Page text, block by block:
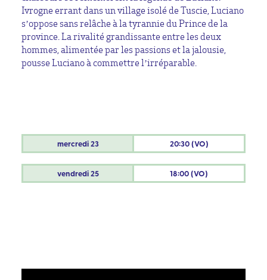
Ivrogne errant dans un village isolé de Tuscie, Luciano
s’oppose sans relâche à la tyrannie du Prince de la
province. La rivalité grandissante entre les deux
hommes, alimentée par les passions et la jalousie,
pousse Luciano à commettre l’irréparable.
mercredi23 20:30 (VO)
vendredi25 18:00 (VO)